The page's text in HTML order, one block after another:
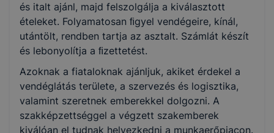
Okleveles technikusképzés
Nem
és italt ajánl, majd felszolgálja a kiválasztott
ételeket. Folyamatosan ﬁgyel vendégeire, kínál,
utántölt, rendben tartja az asztalt. Számlát készít
és lebonyolítja a ﬁzettetést.
Azoknak a fiataloknak ajánljuk, akiket érdekel a
vendéglátás területe, a szervezés és logisztika,
valamint szeretnek emberekkel dolgozni. A
szakképzettséggel a végzett szakemberek
kiválóan el tudnak helyezkedni a munkaerőpiacon.